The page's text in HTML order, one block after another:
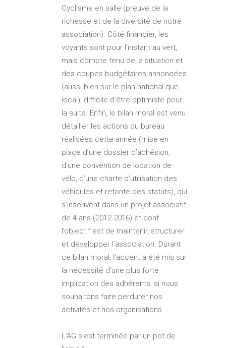
Cyclisme en salle (preuve de la
richesse et de la diversité de notre
association). Côté financier, les
voyants sont pour l’instant au vert,
mais compte tenu de la situation et
des coupes budgétaires annoncées
(aussi bien sur le plan national que
local), difficile d’être optimiste pour
la suite. Enfin, le bilan moral est venu
détailler les actions du bureau
réalisées cette année (mise en
place d’une dossier d’adhésion,
d’une convention de location de
vélo, d’une charte d’utilisation des
véhicules et refonte des statuts), qui
s’inscrivent dans un projet associatif
de 4 ans (2012-2016) et dont
l’objectif est de maintenir, structurer
et développer l’association. Durant
ce bilan moral, l’accent a été mis sur
la nécessité d’une plus forte
implication des adhérents, si nous
souhaitons faire perdurer nos
activités et nos organisations.
L’AG s’est terminée par un pot de